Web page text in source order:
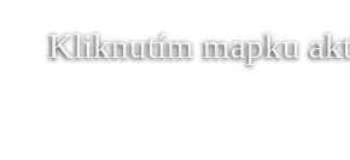
Kliknutím mapku